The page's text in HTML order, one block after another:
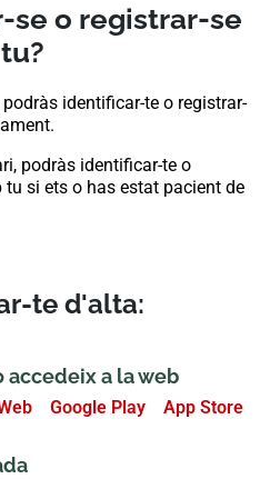
se o registrar-se
identificar-te o registrar-
podràs identificar-te o
tu si ets o has estat pacient de
te d'alta:
accedeix a la web
Google Play App Store